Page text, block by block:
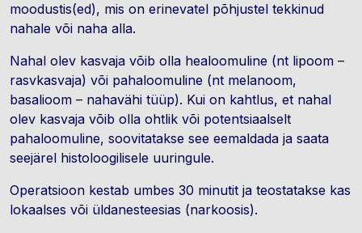
moodustis(ed), mis on erinevatel põhjustel tekkinud
nahale või naha alla.
Nahal olev kasvaja võib olla healoomuline (nt lipoom –
rasvkasvaja) või pahaloomuline (nt melanoom,
basalioom – nahavähi tüüp). Kui on kahtlus, et nahal
olev kasvaja võib olla ohtlik või potentsiaalselt
pahaloomuline, soovitatakse see eemaldada ja saata
seejärel histoloogilisele uuringule.
Operatsioon kestab umbes 30 minutit ja teostatakse kas
lokaalses või üldanesteesias (narkoosis).